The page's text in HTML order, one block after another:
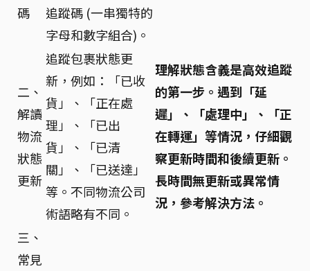
碼
追蹤碼 (一串獨特的
字母和數字組合)。
二、
解讀
物流
狀態
更新
追蹤包裹狀態更
新，例如：「已收
貨」、「正在處
理」、「已出
貨」、「已清
關」、「已送達」
等。不同物流公司
術語略有不同。
理解狀態含義是高效追蹤
的第一步。遇到「延
遲」、「處理中」、「正
在轉運」等情況，仔細觀
察更新時間和後續更新。
長時間無更新或異常情
況，參考解決方法。
三、
常見